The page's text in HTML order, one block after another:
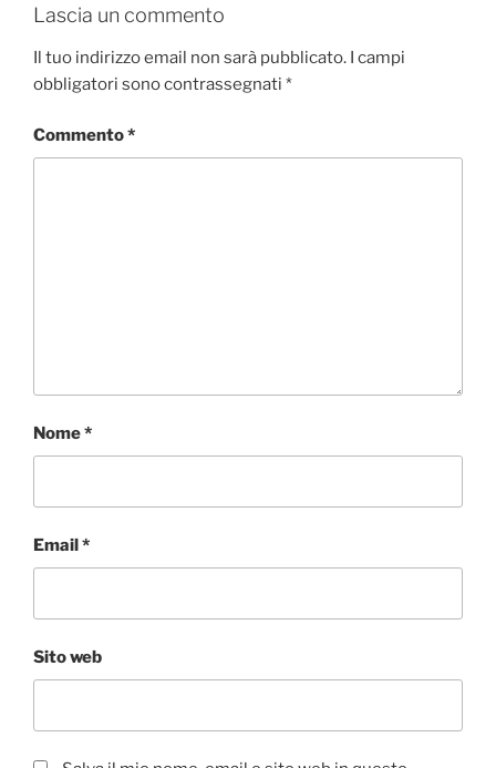
Lascia un commento
Il tuo indirizzo email non sarà pubblicato. I campi
obbligatori sono contrassegnati *
Commento*
Nome*
Email*
Sito web